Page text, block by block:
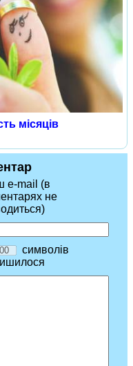
місяців
e-mail (в
не
символів